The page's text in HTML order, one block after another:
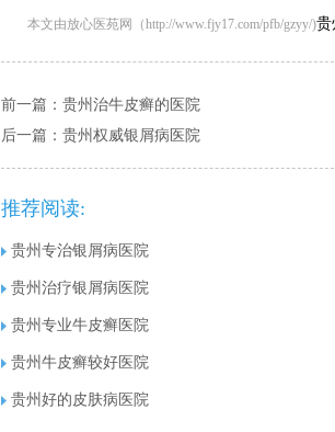
本文由放心医苑网（http://www.fjy17.com/pfb/gzyy/)贵
前一篇： 贵州治牛皮癣的医院
后一篇： 贵州权威银屑病医院
推荐阅读:
贵州专治银屑病医院
贵州治疗银屑病医院
贵州专业牛皮癣医院
贵州牛皮癣较好医院
贵州好的皮肤病医院